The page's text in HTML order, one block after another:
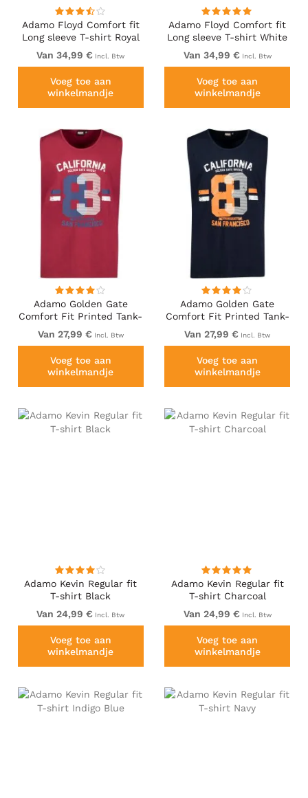
Adamo Floyd Comfort fit
Long sleeve T-shirt Royal
Blue
Van 34,99 € Incl. Btw
Voeg toe aan
winkelmandje
Adamo Floyd Comfort fit
Long sleeve T-shirt White
Van 34,99 € Incl. Btw
Voeg toe aan
winkelmandje
Adamo Golden Gate
Comfort Fit Printed Tank-
top Burgundy
Van 27,99 € Incl. Btw
Voeg toe aan
winkelmandje
Adamo Golden Gate
Comfort Fit Printed Tank-
top Navy
Van 27,99 € Incl. Btw
Voeg toe aan
winkelmandje
Adamo Kevin Regular fit
T-shirt Black
Van 24,99 € Incl. Btw
Voeg toe aan
winkelmandje
Adamo Kevin Regular fit
T-shirt Charcoal
Van 24,99 € Incl. Btw
Voeg toe aan
winkelmandje